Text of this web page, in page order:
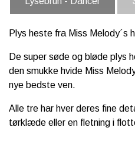
Plys heste fra Miss Melody´s
De super søde og bløde plys
den smukke hvide Miss
nye bedste ven.
Alle tre har hver deres fine
tørklæde eller en fletning i